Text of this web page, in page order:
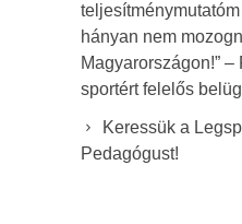
hányan nem
Magyarországon!” –
sportért felelős
Keressük a
Pedagógust!